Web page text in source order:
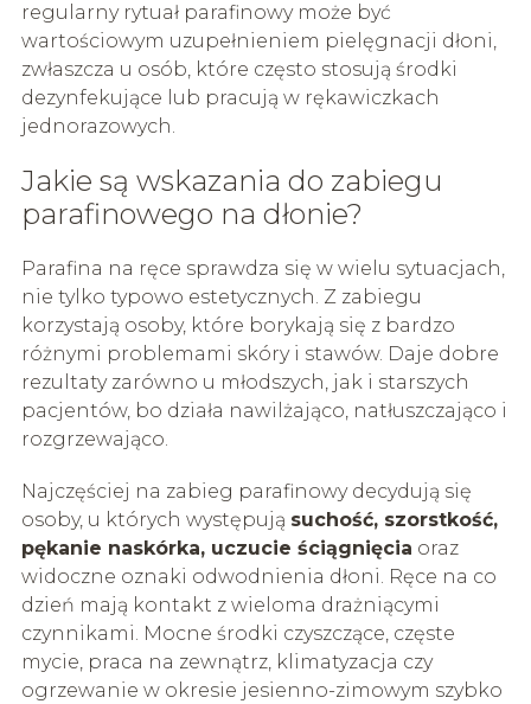
regularny rytuał parafinowy może być
wartościowym uzupełnieniem pielęgnacji dłoni,
zwłaszcza u osób, które często stosują środki
dezynfekujące lub pracują w rękawiczkach
jednorazowych.
Jakie są wskazania do zabiegu
parafinowego na dłonie?
Parafina na ręce sprawdza się w wielu sytuacjach,
nie tylko typowo estetycznych. Z zabiegu
korzystają osoby, które borykają się z bardzo
różnymi problemami skóry i stawów. Daje dobre
rezultaty zarówno u młodszych, jak i starszych
pacjentów, bo działa nawilżająco, natłuszczająco i
rozgrzewająco.
Najczęściej na zabieg parafinowy decydują się
osoby, u których występują suchość, szorstkość,
pękanie naskórka, uczucie ściągnięcia oraz
widoczne oznaki odwodnienia dłoni. Ręce na co
dzień mają kontakt z wieloma drażniącymi
czynnikami. Mocne środki czyszczące, częste
mycie, praca na zewnątrz, klimatyzacja czy
ogrzewanie w okresie jesienno-zimowym szybko